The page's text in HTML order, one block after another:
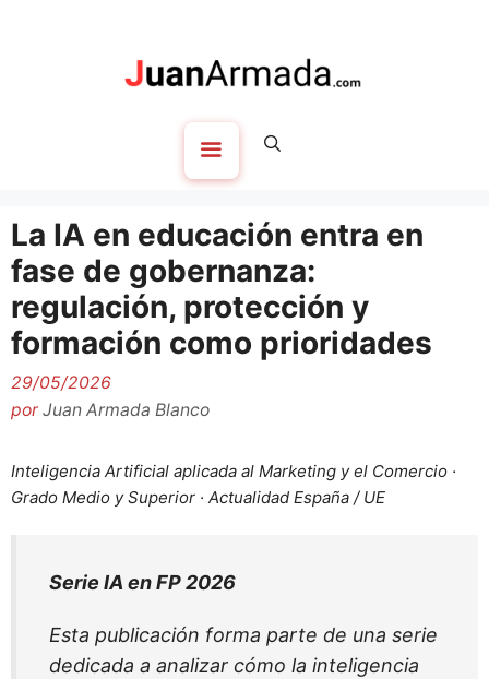
La IA en educación entra en
fase de gobernanza:
regulación, protección y
formación como prioridades
29/05/2026
porJuan Armada Blanco
Inteligencia Artificial aplicada al Marketing y el Comercio ·
Grado Medio y Superior · Actualidad España / UE
Serie IA en FP 2026
Esta publicación forma parte de una serie
dedicada a analizar cómo la inteligencia